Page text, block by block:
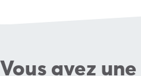
Vous avez